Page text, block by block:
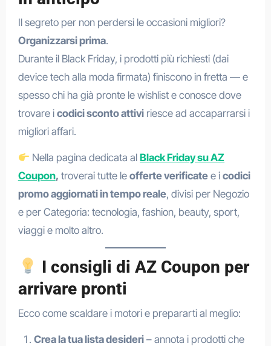
Il segreto per non perdersi le occasioni migliori?
Organizzarsi prima.
Durante il Black Friday, i prodotti più richiesti (dai
device tech alla moda firmata) finiscono in fretta — e
spesso chi ha già pronte le wishlist e conosce dove
trovare i codici sconto attiviriesce ad accaparrarsi i
migliori affari.
Nella pagina dedicata alBlack Friday su AZ
Coupon, troverai tutte le offerte verificatee i codici
promo aggiornati in tempo reale, divisi per Negozio
e per Categoria: tecnologia, fashion, beauty, sport,
viaggi e molto altro.
I consigli di AZ Coupon per
arrivare pronti
Ecco come scaldare i motori e prepararti al meglio:
Crea la tua lista desideri– annota i prodotti che